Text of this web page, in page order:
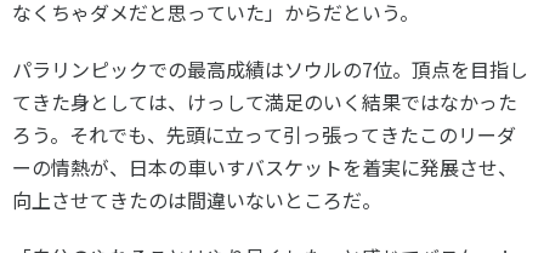
なくちゃダメだと思っていた」からだという。
パラリンピックでの最高成績はソウルの7位。頂点を目指し
てきた身としては、けっして満足のいく結果ではなかった
ろう。それでも、先頭に立って引っ張ってきたこのリーダ
ーの情熱が、日本の車いすバスケットを着実に発展させ、
向上させてきたのは間違いないところだ。